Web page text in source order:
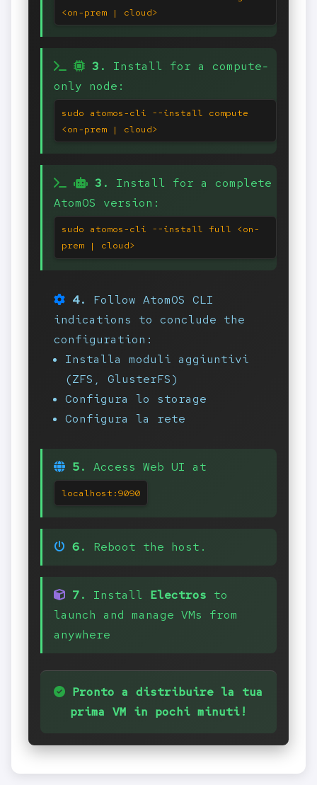
<on-prem | cloud>
3. Install for a compute-
only node:
sudo atomos-cli --install compute
<on-prem | cloud>
3. Install for a complete
AtomOS version:
sudo atomos-cli --install full <on-
prem | cloud>
4.
Follow AtomOS CLI
indications to conclude the
configuration:
Installa moduli aggiuntivi
(ZFS, GlusterFS)
Configura lo storage
Configura la rete
5. Access Web UI at
localhost:9090
6. Reboot the host.
7. Install Electros to
launch and manage VMs from
anywhere
Pronto a distribuire la tua
prima VM in pochi minuti!